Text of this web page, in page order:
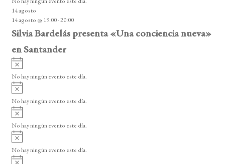
i
s
o
14 agosto
14 agosto @ 19:00-20:00
Silvia Bardelás presenta «Una conciencia nueva»
en Santander
A
v
i
o
No hay ningún evento este día.
A
v
i
o
No hay ningún evento este día.
A
v
i
o
No hay ningún evento este día.
A
v
i
No hay ningún evento este día.
A